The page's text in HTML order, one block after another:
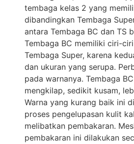
tembaga kelas 2 yang
dibandingkan Tembaga
antara Tembaga BC dan TS
Tembaga BC memiliki ciri-
Tembaga Super, karena
dan ukuran yang serupa.
pada warnanya. Tembaga
mengkilap, sedikit kusam,
Warna yang kurang baik ini
proses pengelupasan kulit
melibatkan pembakaran.
pembakaran ini dilakukan